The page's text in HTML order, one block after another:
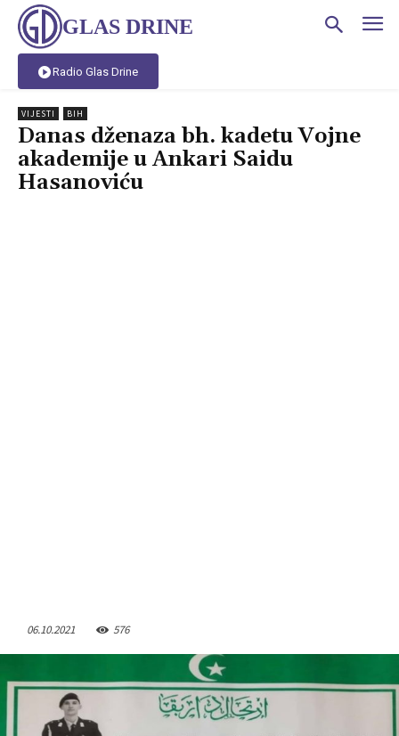
GLAS DRINE
Radio Glas Drine
VIJESTI BIH
Danas dženaza bh. kadetu Vojne
akademije u Ankari Saidu
Hasanoviću
06.10.2021 576